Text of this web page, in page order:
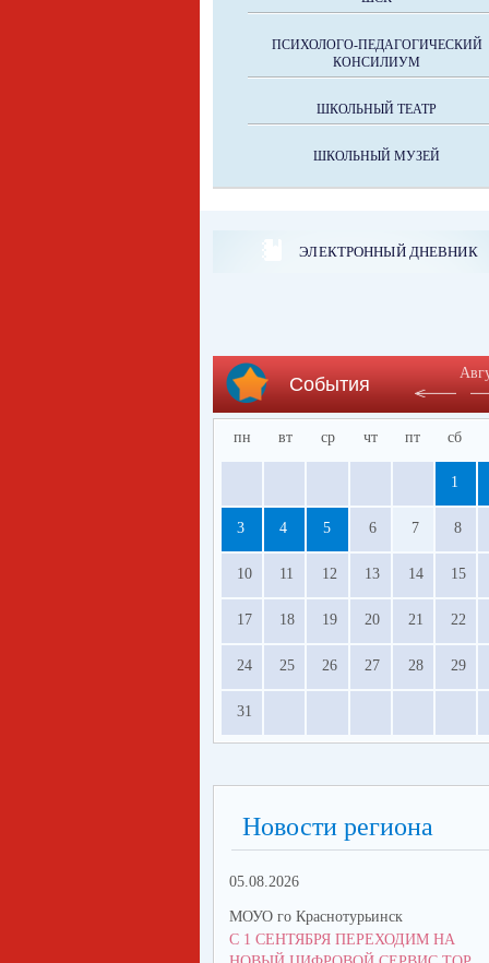
ПСИХОЛОГО-ПЕДАГОГИЧЕСКИЙ
КОНСИЛИУМ
ШКОЛЬНЫЙ ТЕАТР
ШКОЛЬНЫЙ МУЗЕЙ
ЭЛЕКТРОННЫЙ ДНЕВНИК
События
пн вт ср чт пт сб
1
3 4 5 6 7 8
10 11 12 13 14 15
17 18 19 20 21 22
24 25 26 27 28 29
31
Новости региона
05.08.2026
МОУО го Краснотурьинск
С 1 СЕНТЯБРЯ ПЕРЕХОДИМ НА